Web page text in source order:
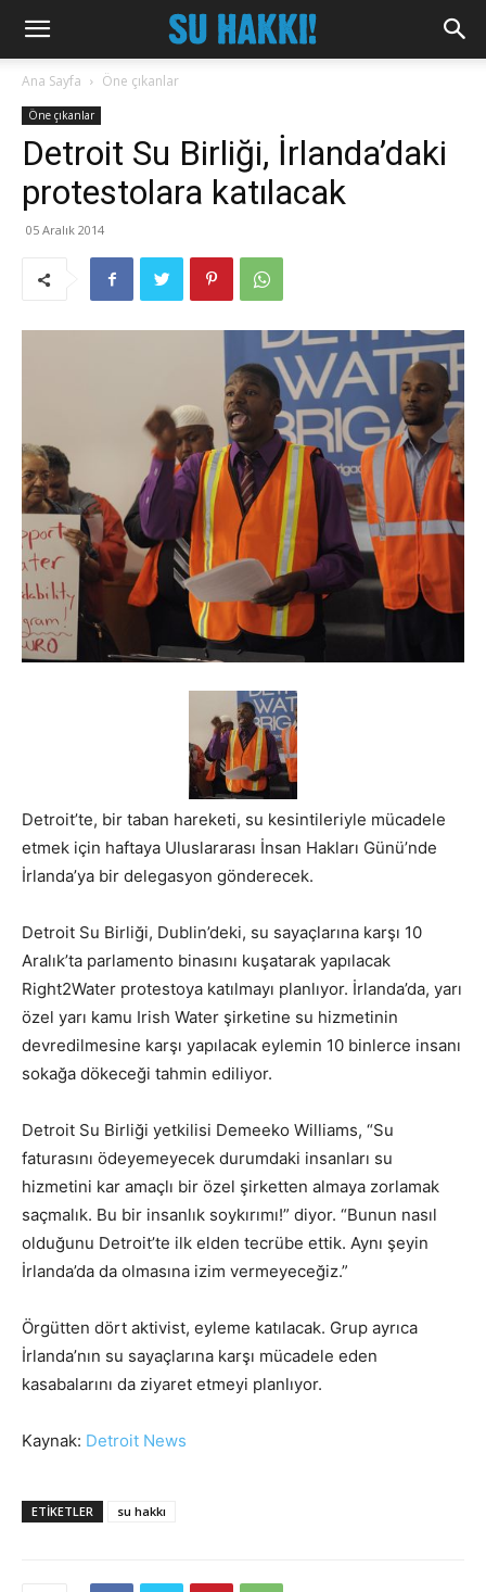
Ana Sayfa Öne çıkanlar
Öne çıkanlar
Detroit Su Birliği, İrlanda’daki
protestolara katılacak
05 Aralık 2014
Detroit’te, bir taban hareketi, su kesintileriyle mücadele
etmek için haftaya Uluslararası İnsan Hakları Günü’nde
İrlanda’ya bir delegasyon gönderecek.
Detroit Su Birliği, Dublin’deki, su sayaçlarına karşı 10
Aralık’ta parlamento binasını kuşatarak yapılacak
Right2Water protestoya katılmayı planlıyor. İrlanda’da, yarı
özel yarı kamu Irish Water şirketine su hizmetinin
devredilmesine karşı yapılacak eylemin 10 binlerce insanı
sokağa dökeceği tahmin ediliyor.
Detroit Su Birliği yetkilisi Demeeko Williams, “Su
faturasını ödeyemeyecek durumdaki insanları su
hizmetini kar amaçlı bir özel şirketten almaya zorlamak
saçmalık. Bu bir insanlık soykırımı!” diyor. “Bunun nasıl
olduğunu Detroit’te ilk elden tecrübe ettik. Aynı şeyin
İrlanda’da da olmasına izim vermeyeceğiz.”
Örgütten dört aktivist, eyleme katılacak. Grup ayrıca
İrlanda’nın su sayaçlarına karşı mücadele eden
kasabalarını da ziyaret etmeyi planlıyor.
Kaynak: Detroit News
ETIKETLER su hakkı